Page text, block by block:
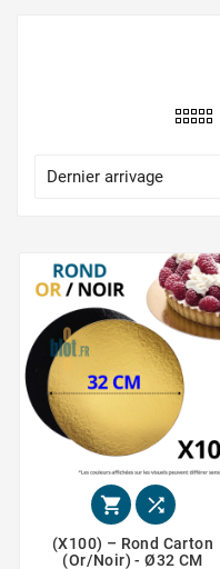
Dernier arrivage
 
(X100) – Rond Carton
(Or/Noir) - Ø32 CM